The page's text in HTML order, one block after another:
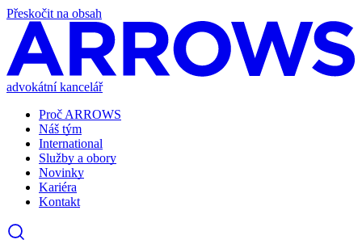
Přeskočit na obsah
advokátní kancelář
Proč ARROWS
Náš tým
International
Služby a obory
Novinky
Kariéra
Kontakt